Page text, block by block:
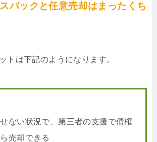
バックと任意売却はまったくち
トは下記のようになります。
せない状況で、第三者の支援で債権
売却できる